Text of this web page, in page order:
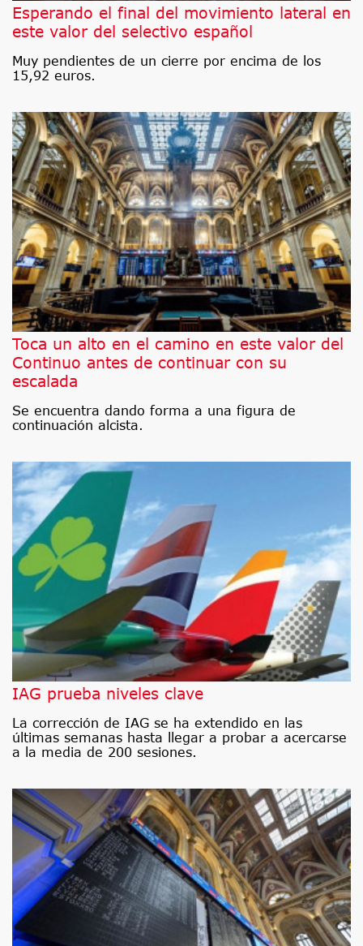
Esperando el final del movimiento lateral en
este valor del selectivo español
Muy pendientes de un cierre por encima de los
15,92 euros.
Toca un alto en el camino en este valor del
Continuo antes de continuar con su
escalada
Se encuentra dando forma a una figura de
continuación alcista.
IAG prueba niveles clave
La corrección de IAG se ha extendido en las
últimas semanas hasta llegar a probar a acercarse
a la media de 200 sesiones.